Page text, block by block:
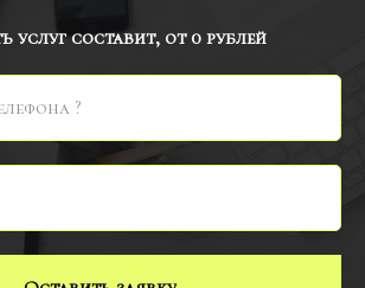
услуг составит, от 0 рублей